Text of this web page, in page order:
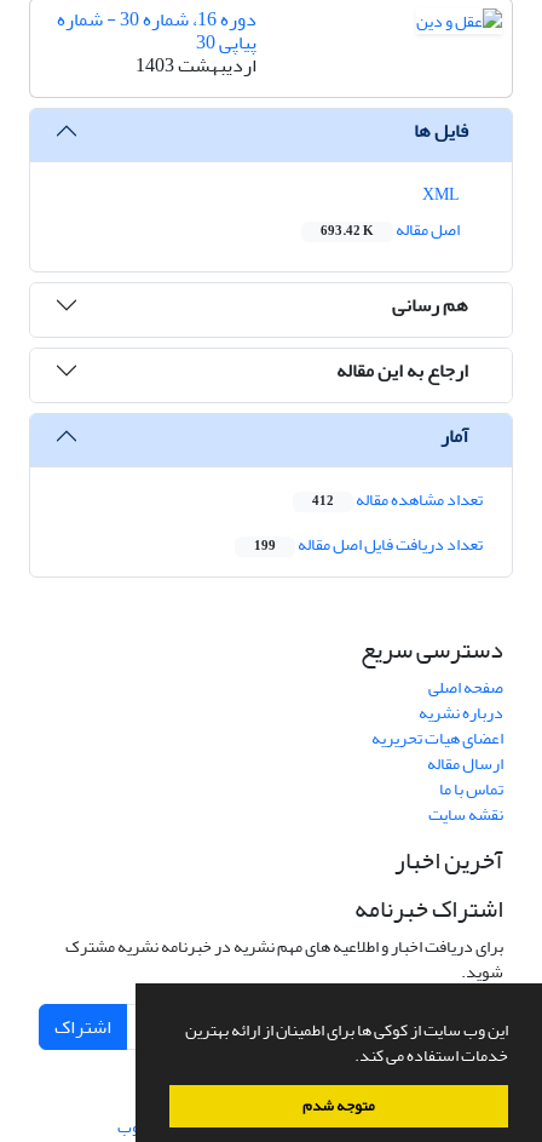
این وب سایت از کوکی ها برای اطمینان از ارائه بهترین
خدمات استفاده می کند.
متوجه شدم
دوره 16، شماره 30 - شماره
پیاپی 30
اردیبهشت 1403
فایل ها
اصل مقاله
693.42 K
هم رسانی
ارجاع به این مقاله
آمار
تعداد مشاهده مقاله 412
تعداد دریافت فایل اصل مقاله 199
دسترسی سریع
صفحه اصلی
درباره نشریه
اعضای هیات تحریریه
ارسال مقاله
تماس با ما
نقشه سایت
آخرین اخبار
اشتراک خبرنامه
برای دریافت اخبار و اطلاعیه های مهم نشریه در خبرنامه نشریه مشترک
شوید.
اشتراک
سامانه مدیریت نشریات علمی.طراحی و پیاده سازی از سیناوب